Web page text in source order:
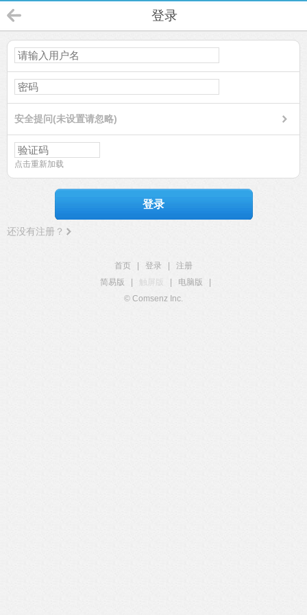
登录
安全提问(未设置请忽略)
点击重新加载
登录
还没有注册？
首页 登录
注册
简易版
触屏版 电脑版
© Comsenz Inc.